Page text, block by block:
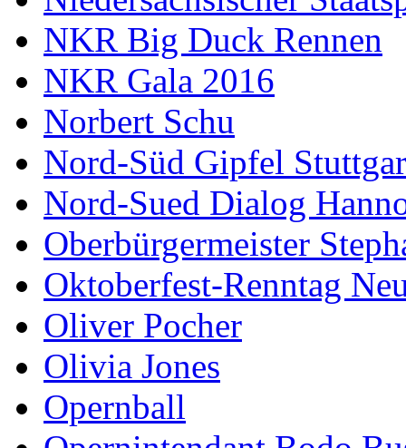
NKR Big Duck Rennen
NKR Gala 2016
Norbert Schu
Nord-Süd Gipfel
Nord-Sued Dialog
Oberbürgermeister
Oktoberfest-Renntag
Oliver Pocher
Olivia Jones
Opernball